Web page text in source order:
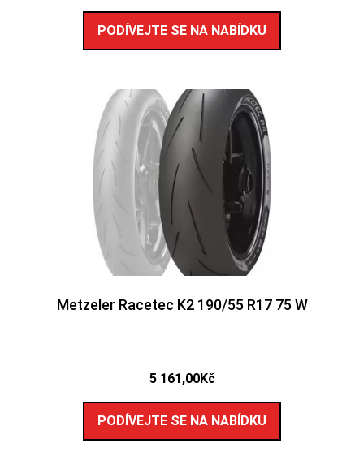
PODÍVEJTE SE NA NABÍDKU
Metzeler Racetec K2 190/55 R17 75 W
5 161,00Kč
PODÍVEJTE SE NA NABÍDKU